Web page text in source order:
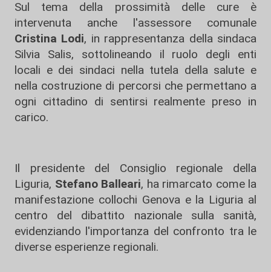
Sul tema della prossimità delle cure è
intervenuta anche l'assessore comunale
Cristina Lodi, in rappresentanza della sindaca
Silvia Salis, sottolineando il ruolo degli enti
locali e dei sindaci nella tutela della salute e
nella costruzione di percorsi che permettano a
ogni cittadino di sentirsi realmente preso in
carico.
Il presidente del Consiglio regionale della
Liguria, Stefano Balleari, ha rimarcato come la
manifestazione collochi Genova e la Liguria al
centro del dibattito nazionale sulla sanità,
evidenziando l'importanza del confronto tra le
diverse esperienze regionali.